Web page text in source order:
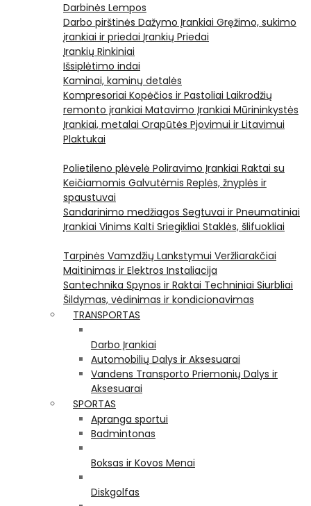
Darbinės Lempos
Darbo pirštinės Dažymo Įrankiai Gręžimo, sukimo
įrankiai ir priedai Įrankių Priedai
Įrankių Rinkiniai
Išsiplėtimo indai
Kaminai, kaminų detalės
Kompresoriai Kopėčios ir Pastoliai Laikrodžių
remonto įrankiai Matavimo Įrankiai Mūrininkystės
Įrankiai, metalai Orapūtės Pjovimui ir Litavimui
Plaktukai
Polietileno plėvelė Poliravimo Įrankiai Raktai su
Keičiamomis Galvutėmis Replės, žnyplės ir
spaustuvai
Sandarinimo medžiagos Segtuvai ir Pneumatiniai
Įrankiai Vinims Kalti Sriegikliai Staklės, šlifuokliai
Tarpinės Vamzdžių Lankstymui Veržliarakčiai
Maitinimas ir Elektros Instaliacija
Santechnika Spynos ir Raktai Techniniai Siurbliai
Šildymas, vėdinimas ir kondicionavimas
TRANSPORTAS
Darbo Įrankiai
Automobilių Dalys ir Aksesuarai
Vandens Transporto Priemonių Dalys ir
Aksesuarai
SPORTAS
Apranga sportui
Badmintonas
Boksas ir Kovos Menai
Diskgolfas